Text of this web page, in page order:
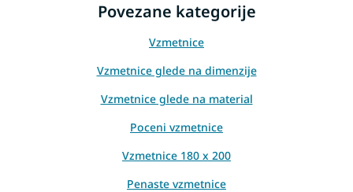
Povezane kategorije
Vzmetnice
Vzmetnice glede na dimenzije
Vzmetnice glede na material
Poceni vzmetnice
Vzmetnice 180 x 200
Penaste vzmetnice